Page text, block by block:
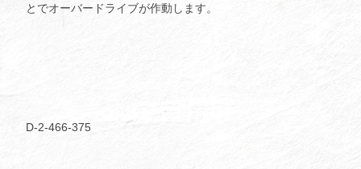
とでオーバードライブが作動します。
D-2-466-375